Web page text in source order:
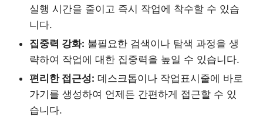
실행 시간을 줄이고 즉시 작업에 착수할 수 있습
니다.
집중력 강화: 불필요한 검색이나 탐색 과정을 생
략하여 작업에 대한 집중력을 높일 수 있습니다.
편리한 접근성: 데스크톱이나 작업표시줄에 바로
가기를 생성하여 언제든 간편하게 접근할 수 있
습니다.